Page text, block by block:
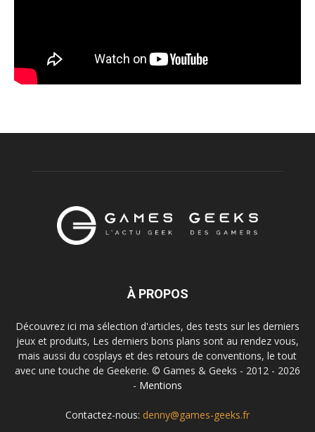
À PROPOS
Découvrez ici ma sélection d'articles, des tests sur les derniers
jeux et produits, Les derniers bons plans sont au rendez vous,
mais aussi du cosplays et des retours de conventions, le tout
avec une touche de Geekerie. © Games & Geeks - 2012 - 2026
- Mentions
Contactez-nous: denny@games-geeks.fr